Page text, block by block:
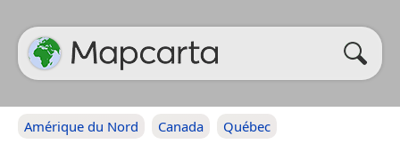
Amérique du Nord Canada Québec